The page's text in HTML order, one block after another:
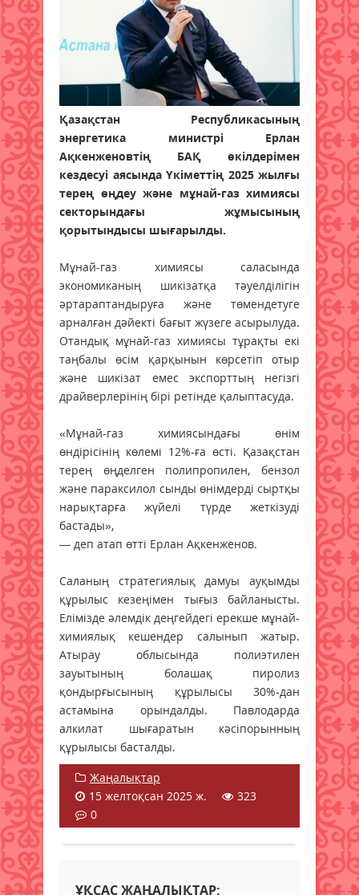
Қазақстан Республикасының
энергетика министрі Ерлан
Ақкенженовтің БАҚ өкілдерімен
кездесуі аясында Үкіметтің 2025 жылғы
терең өңдеу және мұнай-газ химиясы
секторындағы жұмысының
қорытындысы шығарылды.
Мұнай-газ химиясы саласында
экономиканың шикізатқа тәуелділігін
әртараптандыруға және төмендетуге
арналған дәйекті бағыт жүзеге асырылуда.
Отандық мұнай-газ химиясы тұрақты екі
таңбалы өсім қарқынын көрсетіп отыр
және шикізат емес экспорттың негізгі
драйверлерінің бірі ретінде қалыптасуда.
«Мұнай-газ химиясындағы өнім
өндірісінің көлемі 12%-ға өсті. Қазақстан
терең өңделген полипропилен, бензол
және параксилол сынды өнімдерді сыртқы
нарықтарға жүйелі түрде жеткізуді
бастады»,
— деп атап өтті Ерлан Ақкенженов.
Саланың стратегиялық дамуы ауқымды
құрылыс кезеңімен тығыз байланысты.
Елімізде әлемдік деңгейдегі ерекше мұнай-
химиялық кешендер салынып жатыр.
Атырау облысында полиэтилен
зауытының болашақ пиролиз
қондырғысының құрылысы 30%-дан
астамына орындалды. Павлодарда
алкилат шығаратын кәсіпорынның
құрылысы басталды.
Жаңалықтар
15 желтоқсан 2025 ж.
323
0
ҰҚСАС ЖАҢАЛЫҚТАР: